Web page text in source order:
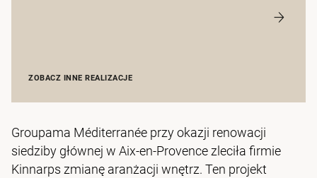
ZOBACZ INNE REALIZACJE
Groupama Méditerranée przy okazji renowacji
siedziby głównej w Aix-en-Provence zleciła firmie
Kinnarps zmianę aranżacji wnętrz. Ten projekt